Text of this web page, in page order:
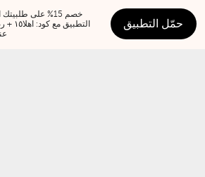
حمّل التطبيق